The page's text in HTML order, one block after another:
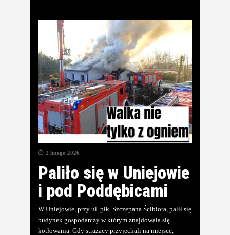
2 lutego 2026
Paliło się w Uniejowie
i pod Poddębicami
W Uniejowie, przy ul. płk. Szczepana Ścibiora, palił się
budynek gospodarczy w którym znajdowała się
kotłowania. Gdy strażacy przyjechali na miejsce,